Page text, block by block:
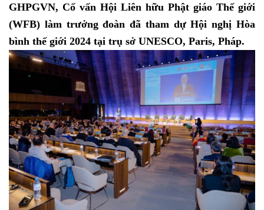
GHPGVN, Cố vấn Hội Liên hữu Phật giáo Thế giới
(WFB) làm trưởng đoàn đã tham dự Hội nghị Hòa
bình thế giới 2024 tại trụ sở UNESCO, Paris, Pháp.